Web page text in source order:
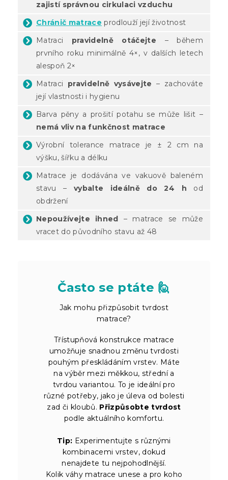
zajistí správnou cirkulaci vzduchu
Chránič matrace prodlouží její životnost
Matraci pravidelně otáčejte – během
prvního roku minimálně 4×, v dalších letech
alespoň 2×
Matraci pravidelně vysávejte – zachováte
její vlastnosti i hygienu
Barva pěny a prošití potahu se může lišit –
nemá vliv na funkčnost matrace
Výrobní tolerance matrace je ± 2 cm na
výšku, šířku a délku
Matrace je dodávána ve vakuově baleném
stavu – vybalte ideálně do 24 h od
obdržení
Nepoužívejte ihned – matrace se může
vracet do původního stavu až 48
Často se ptáte 🙋
Jak mohu přizpůsobit tvrdost
matrace?
Třístupňová konstrukce matrace
umožňuje snadnou změnu tvrdosti
pouhým přeskládáním vrstev. Máte
na výběr mezi měkkou, střední a
tvrdou variantou. To je ideální pro
různé potřeby, jako je úleva od bolesti
zad či kloubů. Přizpůsobte tvrdost
podle aktuálního komfortu.
Tip: Experimentujte s různými
kombinacemi vrstev, dokud
nenajdete tu nejpohodlnější.
Kolik váhy matrace unese a pro koho